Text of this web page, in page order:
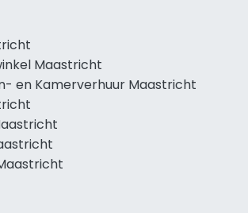
Maastricht
en Kamerverhuur Maastricht